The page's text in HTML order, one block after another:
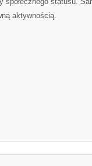
aktywnością.